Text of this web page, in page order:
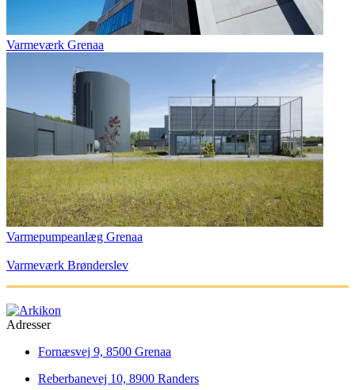
Varmeværk Grenaa
Varmepumpeanlæg Grenaa
Varmeværk Brønderslev
Adresser
Fornæsvej 9, 8500 Grenaa
Reberbanevej 10, 8900 Randers